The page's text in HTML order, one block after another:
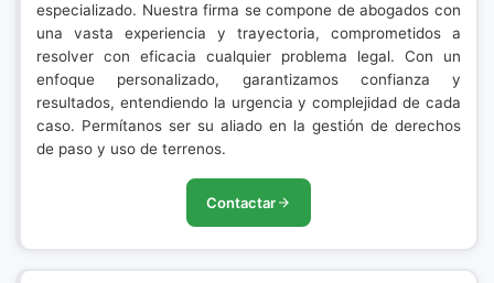
especializado. Nuestra firma se compone de abogados con
una vasta experiencia y trayectoria, comprometidos a
resolver con eficacia cualquier problema legal. Con un
enfoque personalizado, garantizamos confianza y
resultados, entendiendo la urgencia y complejidad de cada
caso. Permítanos ser su aliado en la gestión de derechos
de paso y uso de terrenos.
Contactar